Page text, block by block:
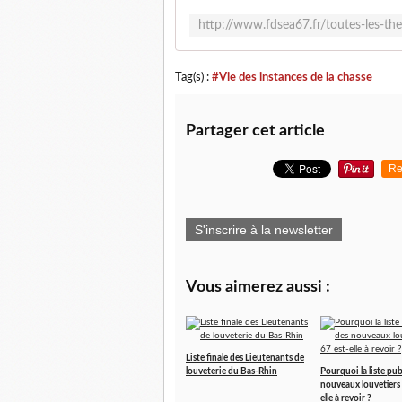
Tag(s) : #Vie des instances de la chasse
Partager cet article
S'inscrire à la newsletter
Vous aimerez aussi :
Liste finale des Lieutenants de
louveterie du Bas-Rhin
Pourquoi la liste
nouveaux louvetiers
elle à revoir ?